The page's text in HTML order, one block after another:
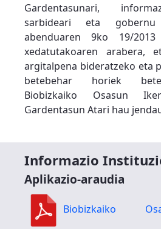
Gardentasunari,
sarbideari eta
abenduaren 9ko 19/2013
xedatutakoaren arabera,
argitalpena bideratzeko eta
betebehar horiek
Biobizkaiko Osasun
Gardentasun Atari hau
Informazio
Aplikazio-araudia
Biobizkaiko